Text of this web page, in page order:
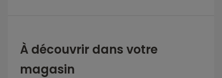
À découvrir dans votre
magasin